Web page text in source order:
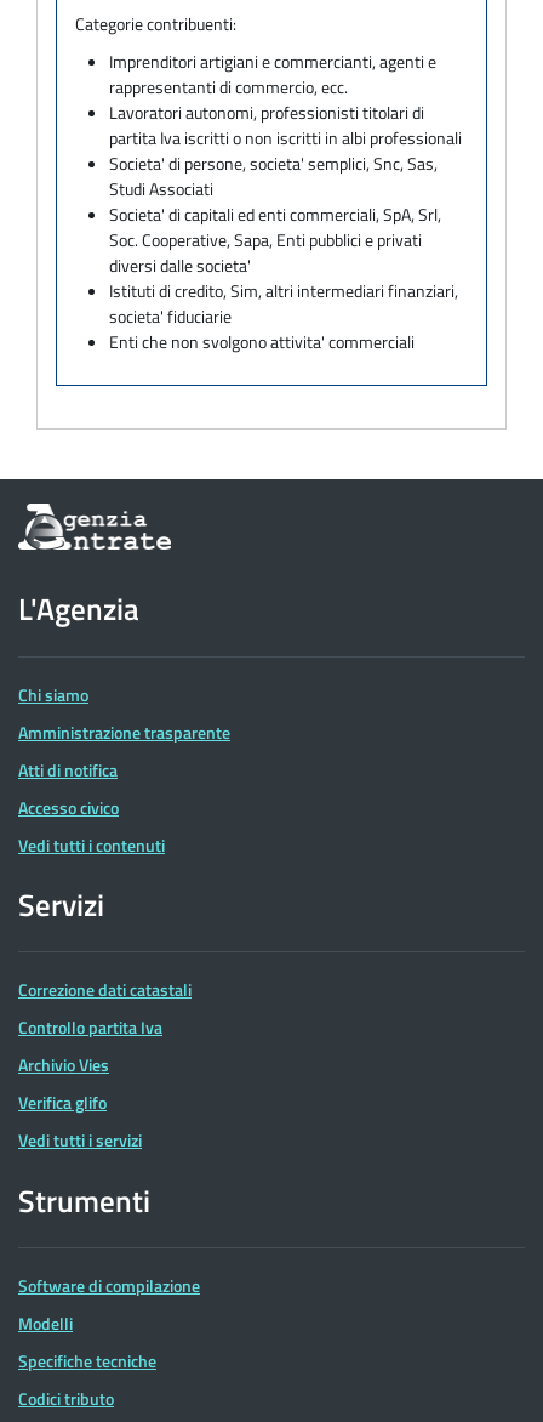
Categorie contribuenti:
Imprenditori artigiani e commercianti, agenti e
rappresentanti di commercio, ecc.
Lavoratori autonomi, professionisti titolari di
partita Iva iscritti o non iscritti in albi professionali
Societa' di persone, societa' semplici, Snc, Sas,
Studi Associati
Societa' di capitali ed enti commerciali, SpA, Srl,
Soc. Cooperative, Sapa, Enti pubblici e privati
diversi dalle societa'
Istituti di credito, Sim, altri intermediari finanziari,
societa' fiduciarie
Enti che non svolgono attivita' commerciali
Informazioni
sul
dell'Agenzia
delle
Entrate
L'Agenzia
Chi siamo
Amministrazione trasparente
Atti di notifica
Accesso civico
Vedi tutti i contenuti
Servizi
Correzione dati catastali
Controllo partita Iva
Archivio Vies
Verifica glifo
Vedi tutti i servizi
Strumenti
Software di compilazione
Modelli
Specifiche tecniche
Codici tributo